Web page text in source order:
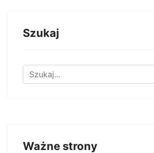
Szukaj
Znajdź na stronie
Ważne strony